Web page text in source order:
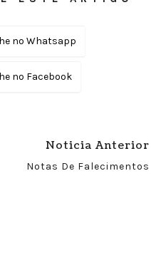
no Whatsapp
no Facebook
Noticia Anterior
Notas De Falecimentos